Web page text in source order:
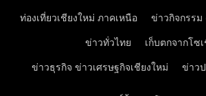
ท่องเที่ยวเชียงใหม่ ภาคเหนือ ข่าวกิจกรรม
ข่าวทั่วไทย เก็บตกจากโซ
ข่าวธุรกิจ ข่าวเศรษฐกิจเชียงใหม่ ข่าว